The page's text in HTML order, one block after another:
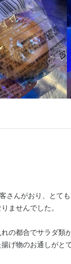
さんがおり、とて
ませんでした。
の都合でサラダ類
げ物のお通しがと
時給：
月給：
時給：
時給：
時給：
2F